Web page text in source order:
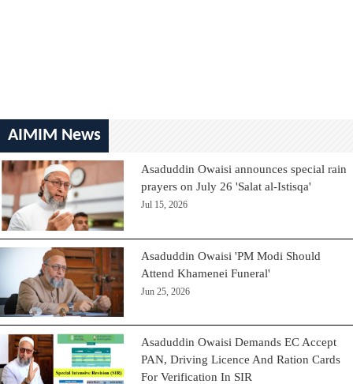
AIMIM News
Asaduddin Owaisi announces special rain
prayers on July 26 'Salat al-Istisqa'
Jul 15, 2026
Asaduddin Owaisi 'PM Modi Should
Attend Khamenei Funeral'
Jun 25, 2026
Asaduddin Owaisi Demands EC Accept
PAN, Driving Licence And Ration Cards
For Verification In SIR